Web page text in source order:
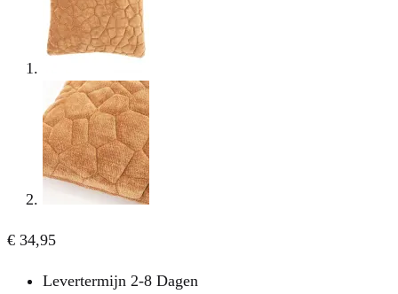
€ 34,95
Levertermijn 2-8 Dagen